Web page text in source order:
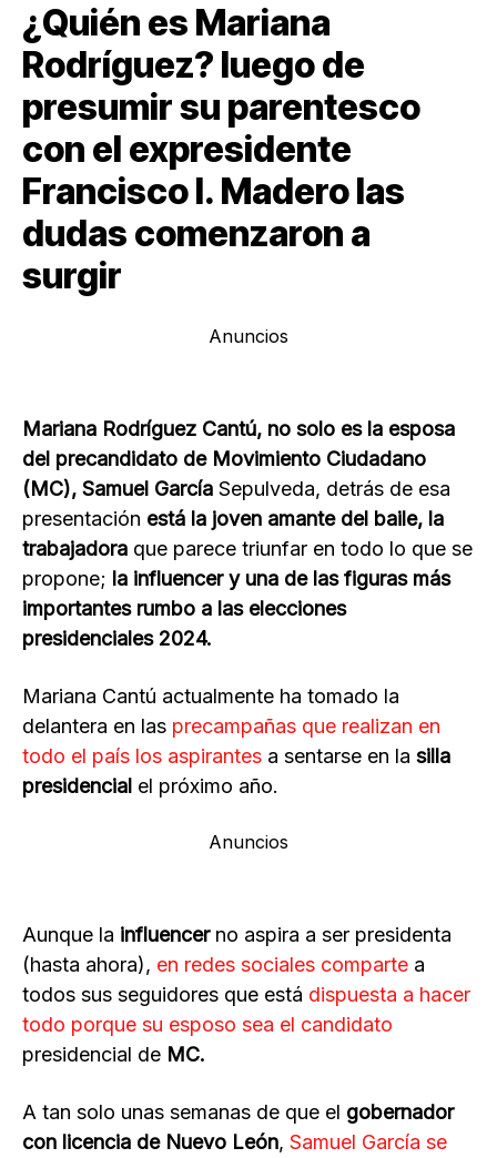
¿Quién es Mariana
Rodríguez? luego de
presumir su parentesco
con el expresidente
Francisco I. Madero las
dudas comenzaron a
surgir
Anuncios
Mariana Rodríguez Cantú, no solo es la esposa
del precandidato de Movimiento Ciudadano
(MC), Samuel García Sepulveda, detrás de esa
presentación está la joven amante del baile, la
trabajadora que parece triunfar en todo lo que se
propone; la influencer y una de las figuras más
importantes rumbo a las elecciones
presidenciales 2024.
Mariana Cantú actualmente ha tomado la
delantera en las precampañas que realizan en
todo el país los aspirantes a sentarse en la silla
presidencial el próximo año.
Anuncios
Aunque la influencer no aspira a ser presidenta
(hasta ahora), en redes sociales comparte a
todos sus seguidores que está dispuesta a hacer
todo porque su esposo sea el candidato
presidencial de MC.
A tan solo unas semanas de que el gobernador
con licencia de Nuevo León, Samuel García se